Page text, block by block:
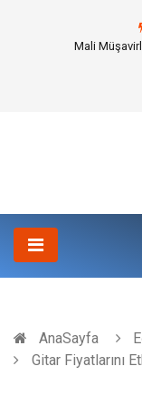
Forma Yaptırma
AnaSayfa
Gitar Fiyatlarını